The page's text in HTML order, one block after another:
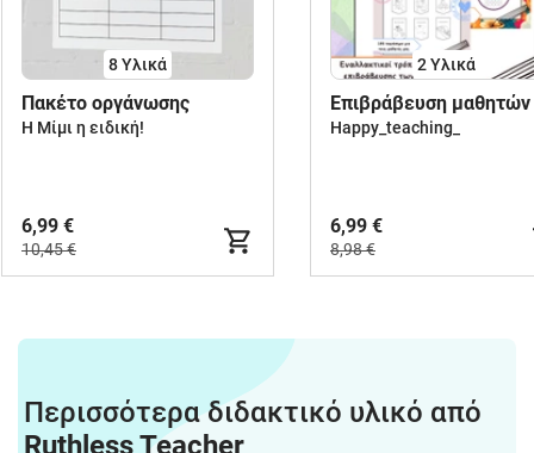
8 Υλικά
Πακέτο οργάνωσης
Η Μίμι η ειδική!
6,99 €
10,45 €
2 Υλικά
Επιβράβευση μαθητών
Happy_teaching_
6,99 €
8,98 €
Περισσότερα διδακτικό υλικό από
Ruthless Teacher